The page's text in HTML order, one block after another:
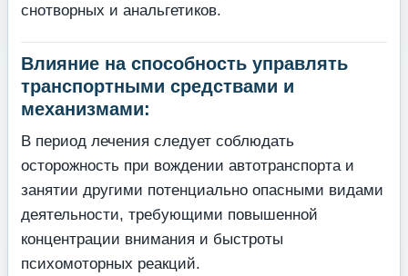
снотворных и анальгетиков.
Влияние на способность управлять
транспортными средствами и
механизмами:
В период лечения следует соблюдать
осторожность при вождении автотранспорта и
занятии другими потенциально опасными видами
деятельности, требующими повышенной
концентрации внимания и быстроты
психомоторных реакций.